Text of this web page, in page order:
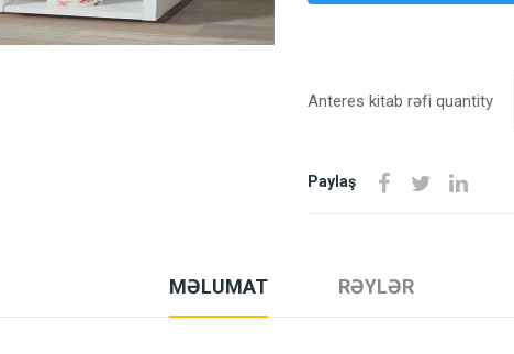
Anteres kitab rəfi quantity
Paylaş
MƏLUMAT RƏYLƏR